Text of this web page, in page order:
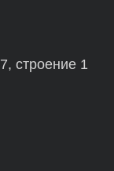
строение 1